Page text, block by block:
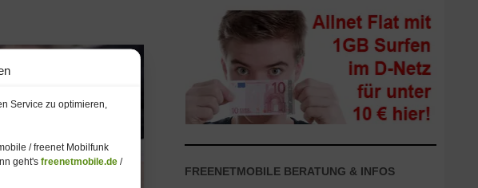
Service zu optimieren,
/ freenet Mobilfunk
geht's freenetmobile.de /
FREENETMOBILE BERATUNG & INFOS